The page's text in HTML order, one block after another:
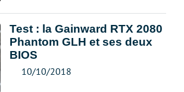
Test : la Gainward RTX 2080
Phantom GLH et ses deux
BIOS
10/10/2018